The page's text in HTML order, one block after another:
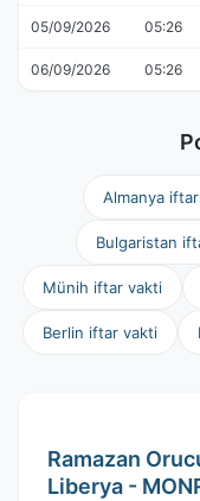
05/09/2026 05:26
06/09/2026 05:26
Almanya
Bulgaristan
Münih iftar vakti
Berlin iftar vakti
Ramazan
Liberya -